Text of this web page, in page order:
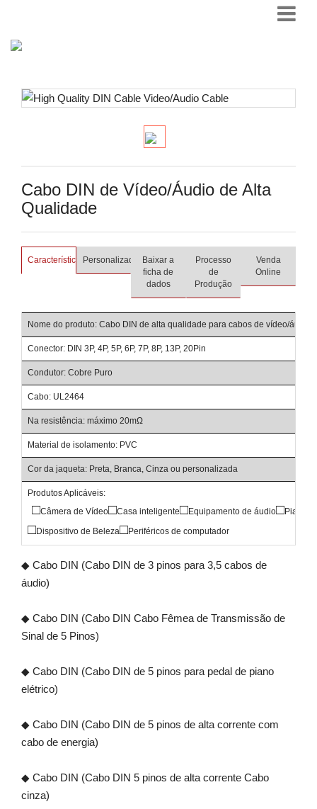
Cabo DIN de Vídeo/Áudio de Alta
Qualidade
CaracterísticasPersonalizado
Baixar a
ficha de
dados
Processo
de
Produção
Venda
Online
Nome do produto: Cabo DIN de alta qualidade para cabos de vídeo/áudio
Conector: DIN 3P, 4P, 5P, 6P, 7P, 8P, 13P, 20Pin
Condutor: Cobre Puro
Cabo: UL2464
Na resistência: máximo 20mΩ
Material de isolamento: PVC
Cor da jaqueta: Preta, Branca, Cinza ou personalizada
Produtos Aplicáveis:
□Câmera de Vídeo□Casa inteligente□Equipamento de áudio□Piano e
□Dispositivo de Beleza□Periféricos de computador
◆ Cabo DIN (Cabo DIN de 3 pinos para 3,5 cabos de
áudio)
◆ Cabo DIN (Cabo DIN Cabo Fêmea de Transmissão de
Sinal de 5 Pinos)
◆ Cabo DIN (Cabo DIN de 5 pinos para pedal de piano
elétrico)
◆ Cabo DIN (Cabo DIN de 5 pinos de alta corrente com
cabo de energia)
◆ Cabo DIN (Cabo DIN 5 pinos de alta corrente Cabo
cinza)